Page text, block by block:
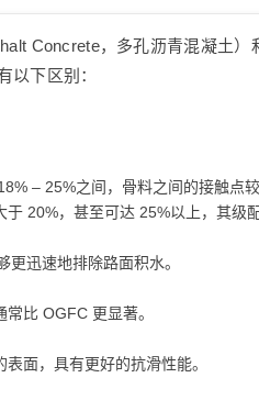
Concrete，多孔沥青混凝土
以下区别：
– 25%之间，骨料之间的接触点较
20%，甚至可达 25%以上，其级
迅速地排除路面积水。
比 OGFC 更显著。
面，具有更好的抗滑性能。